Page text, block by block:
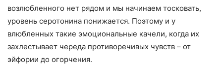
возлюбленного нет рядом и мы начинаем тосковать,
уровень серотонина понижается. Поэтому и у
влюбленных такие эмоциональные качели, когда их
захлестывает череда противоречивых чувств – от
эйфории до огорчения.